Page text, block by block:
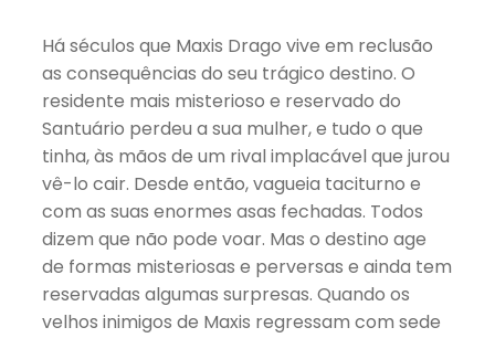
Há séculos que Maxis Drago vive em reclusão
as consequências do seu trágico destino. O
residente mais misterioso e reservado do
Santuário perdeu a sua mulher, e tudo o que
tinha, às mãos de um rival implacável que jurou
vê-lo cair. Desde então, vagueia taciturno e
com as suas enormes asas fechadas. Todos
dizem que não pode voar. Mas o destino age
de formas misteriosas e perversas e ainda tem
reservadas algumas surpresas. Quando os
velhos inimigos de Maxis regressam com sede